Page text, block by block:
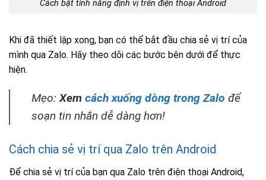
Cách bật tính năng định vị trên điện thoại Android
Khi đã thiết lập xong, bạn có thể bắt đầu chia sẻ vị trí của
mình qua Zalo. Hãy theo dõi các bước bên dưới để thực
hiện.
Mẹo: Xem cách xuống dòng trong Zalo để
soạn tin nhắn dễ dàng hơn!
Cách chia sẻ vị trí qua Zalo trên Android
Để chia sẻ vị trí của bạn qua Zalo trên điện thoại Android,